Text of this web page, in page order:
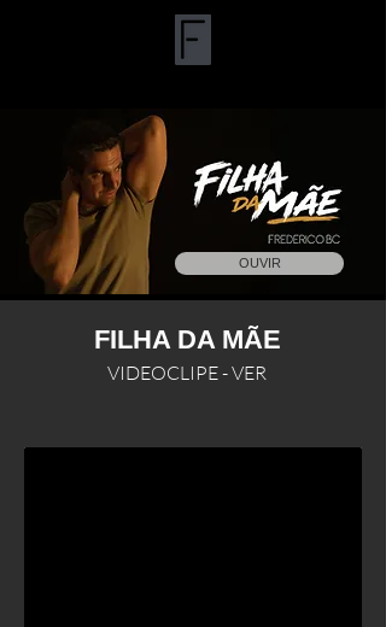
OUVIR
FILHA DA MÃE
VIDEOCLIPE - VER